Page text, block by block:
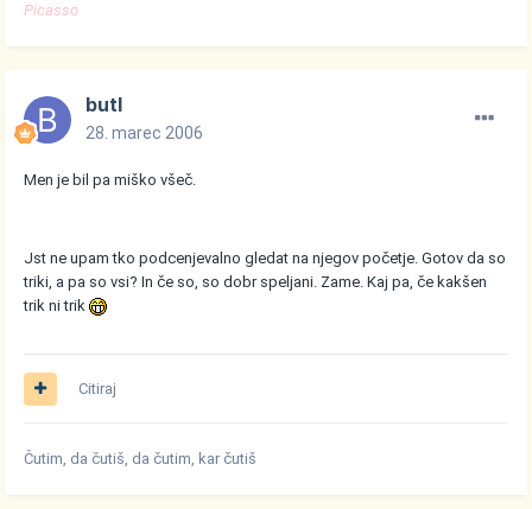
Picasso
butl
28. marec 2006
Men je bil pa miško všeč.
Jst ne upam tko podcenjevalno gledat na njegov početje. Gotov da so
triki, a pa so vsi? In če so, so dobr speljani. Zame. Kaj pa, če kakšen
trik ni trik
Citiraj
Čutim, da čutiš, da čutim, kar čutiš